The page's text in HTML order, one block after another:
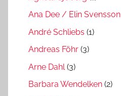
Ana Dee / Elin Svensson
André Schliebs (1)
Andreas Föhr (3)
Arne Dahl (3)
Barbara Wendelken (2)